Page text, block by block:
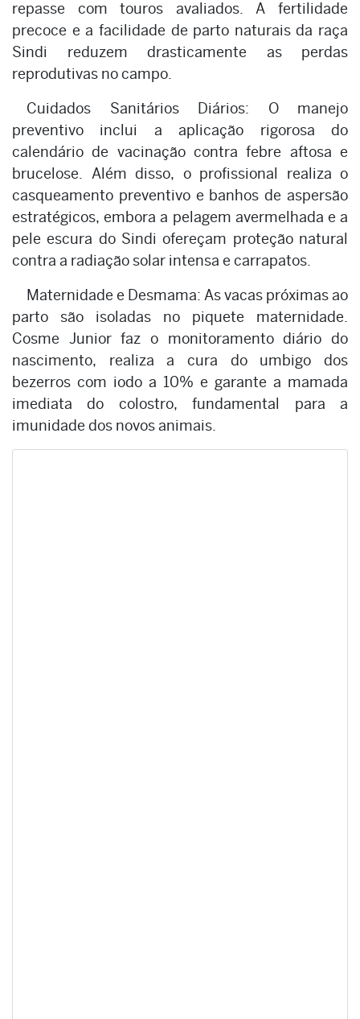
repasse com touros avaliados. A fertilidade
precoce e a facilidade de parto naturais da raça
Sindi reduzem drasticamente as perdas
reprodutivas no campo.
Cuidados Sanitários Diários: O manejo
preventivo inclui a aplicação rigorosa do
calendário de vacinação contra febre aftosa e
brucelose. Além disso, o profissional realiza o
casqueamento preventivo e banhos de aspersão
estratégicos, embora a pelagem avermelhada e a
pele escura do Sindi ofereçam proteção natural
contra a radiação solar intensa e carrapatos.
Maternidade e Desmama: As vacas próximas ao
parto são isoladas no piquete maternidade.
Cosme Junior faz o monitoramento diário do
nascimento, realiza a cura do umbigo dos
bezerros com iodo a 10% e garante a mamada
imediata do colostro, fundamental para a
imunidade dos novos animais.